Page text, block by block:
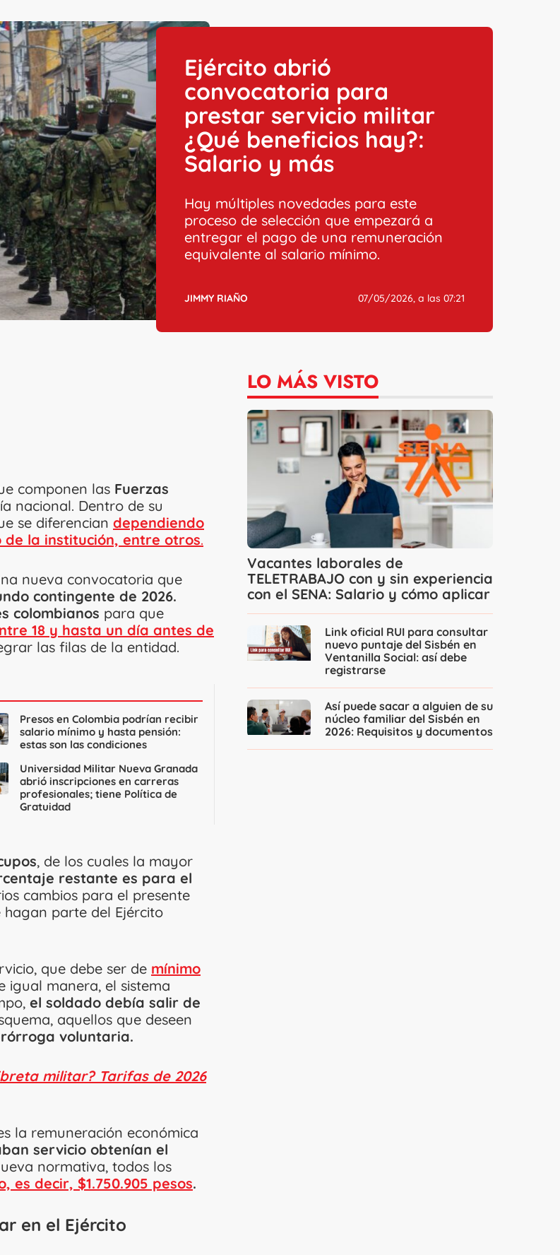
Ejército abrió
convocatoria para
prestar servicio militar
¿Qué beneficios hay?:
Salario y más
Hay múltiples novedades para este
proceso de selección que empezará a
entregar el pago de una remuneración
equivalente al salario mínimo.
JIMMY RIAÑO 07/05/2026, a las 07:21
componen las Fuerzas
nacional. Dentro de su
se diferencian dependiendo
la institución, entre otros.
nueva convocatoria que
contingente de 2026.
colombianos para que
18 y hasta un día antes de
las filas de la entidad.
Presos en Colombia podrían recibir
salario mínimo y hasta pensión:
estas son las condiciones
Universidad Militar Nueva Granada
abrió inscripciones en carreras
profesionales; tiene Política de
Gratuidad
, de los cuales la mayor
restante es para el
cambios para el presente
parte del Ejército
que debe ser de mínimo
igual manera, el sistema
el soldado debía salir de
aquellos que deseen
voluntaria.
militar? Tarifas de 2026
la remuneración económica
servicio obtenían el
normativa, todos los
es decir, $1.750.905 pesos.
en el Ejército
LO MÁS VISTO
Vacantes laborales de
TELETRABAJO con y sin experiencia
con el SENA: Salario y cómo aplicar
Link oficial RUI para consultar
nuevo puntaje del Sisbén en
Ventanilla Social: así debe
registrarse
Así puede sacar a alguien de su
núcleo familiar del Sisbén en
2026: Requisitos y documentos